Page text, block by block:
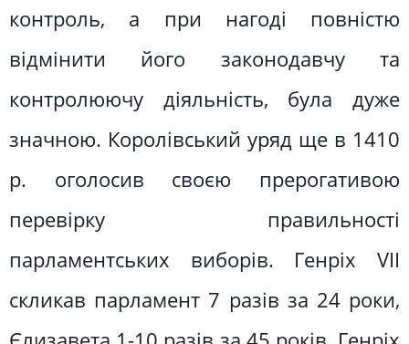
контроль, а при нагоді повністю
відмінити його законодавчу та
контролюючу діяльність, була дуже
значною. Королівський уряд ще в 1410
р. оголосив своєю прерогативою
перевірку правильності
парламентських виборів. Генріх VII
скликав парламент 7 разів за 24 роки,